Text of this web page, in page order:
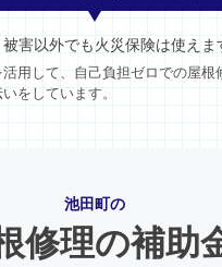
被害以外でも火災保険は使えま
用して、自己負担ゼロでの屋根
をしています。
池田町の
修理の補助